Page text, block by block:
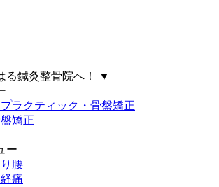
る鍼灸整骨院へ！
▼
ラクティック・骨盤矯正
矯正
ー
腰
痛